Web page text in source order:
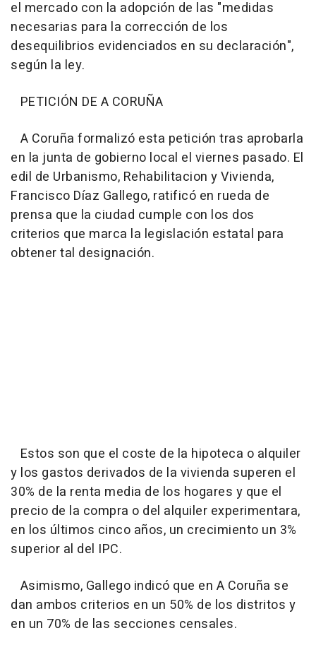
el mercado con la adopción de las "medidas
necesarias para la corrección de los
desequilibrios evidenciados en su declaración",
según la ley.
PETICIÓN DE A CORUÑA
A Coruña formalizó esta petición tras aprobarla
en la junta de gobierno local el viernes pasado. El
edil de Urbanismo, Rehabilitacion y Vivienda,
Francisco Díaz Gallego, ratificó en rueda de
prensa que la ciudad cumple con los dos
criterios que marca la legislación estatal para
obtener tal designación.
Estos son que el coste de la hipoteca o alquiler
y los gastos derivados de la vivienda superen el
30% de la renta media de los hogares y que el
precio de la compra o del alquiler experimentara,
en los últimos cinco años, un crecimiento un 3%
superior al del IPC.
Asimismo, Gallego indicó que en A Coruña se
dan ambos criterios en un 50% de los distritos y
en un 70% de las secciones censales.